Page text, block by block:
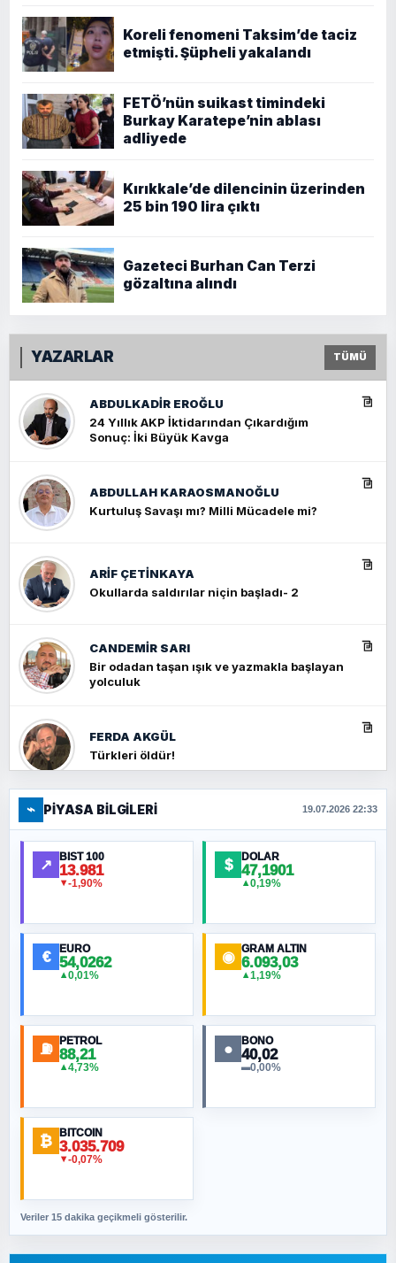
Koreli fenomeni Taksim’de taciz
etmişti. Şüpheli yakalandı
FETÖ’nün suikast timindeki
Burkay Karatepe’nin ablası
adliyede
Kırıkkale’de dilencinin üzerinden
25 bin 190 lira çıktı
Gazeteci Burhan Can Terzi
gözaltına alındı
YAZARLAR TÜMÜ
ABDULKADIR EROĞLU
24 Yıllık AKP İktidarından Çıkardığım
Sonuç: İki Büyük Kavga
ABDULLAH KARAOSMANOĞLU
Kurtuluş Savaşı mı? Milli Mücadele mi?
ARIF ÇETİNKAYA
Okullarda saldırılar niçin başladı- 2
CANDEMIR SARI
Bir odadan taşan ışık ve yazmakla başlayan
yolculuk
FERDA AKGÜL
Türkleri öldür!
FERHAT BÜYÜKKALKAN
Ankara Zirvesi: NATO Toplantısı mı, Yeni
Ortadoğu Haritasının Provası mı?
MURAT ÖZKAN
NURETTIN BÖLÜK
ORHAN KILIÇOĞLU
Fahişeye beyinli bir müstevli alçağına
SAVAŞ ŞAHİN
⌁ PIYASA BILGILERI 19.07.2026 22:33
↗ BIST 100
13.981
▼-1,90%
$ DOLAR
47,1901
▲0,19%
€ EURO
54,0262
▲0,01%
◉ GRAM ALTIN
6.093,03
▲1,19%
⛽ PETROL
88,21
▲4,73%
● BONO
40,02
▬0,00%
₿ BITCOIN
3.035.709
▼-0,07%
Veriler 15 dakika geçikmeli gösterilir.